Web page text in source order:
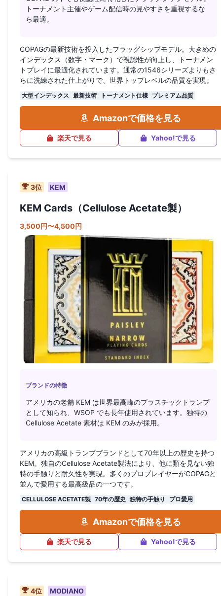
トーナメント主催やゲーム配信時の見やすさを重視するな
ら最適。
COPAGの最新技術を投入したフラッグシップモデル。大きめの
インデックス（数字・マーク）で視認性が向上し、トーナメン
トプレイに最適化されています。通常の1546シリーズよりもさ
らに洗練された仕上がりで、世界トップレベルの品質を実現。
大型インデックス 最新技術 トーナメント仕様 プレミアム品質
Amazonで価格を見る
楽天で見る Yahoo!で見る
3位 KEM
KEM Cards（Cellulose Acetate製）
3,500円〜4,500円
ブランドの特徴
アメリカの老舗 KEM は世界最高峰のプラスチックトランプ
として知られ、WSOP でも長年使用されています。独特の
Cellulose Acetate 素材は KEM のみが採用。
アメリカの高級トランプブランドとして70年以上の歴史を持つ
KEM。独自のCellulose Acetate製法により、他に類を見ない独
特の手触りと耐久性を実現。多くのプロプレイヤーがCOPAGと
並んで愛用する最高級品の一つです。
CELLULOSE ACETATE製 70年の歴史 独特の手触り プロ愛用
Amazonで価格を見る
楽天で見る Yahoo!で見る
4位 MODIANO